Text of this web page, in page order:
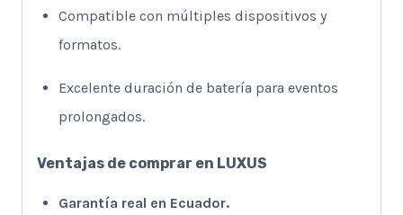
Compatible con múltiples dispositivos y
formatos.
Excelente duración de batería para eventos
prolongados.
Ventajas de comprar en LUXUS
Garantía real en Ecuador.